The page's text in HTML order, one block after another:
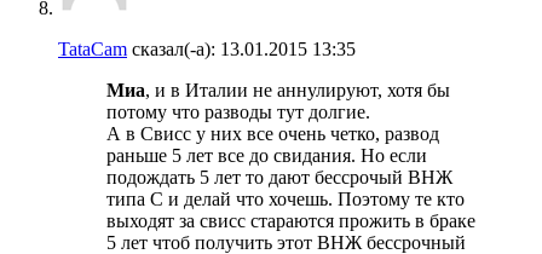
TataCam сказал(-а): 13.01.2015 13:35
Миа, и в Италии не аннулируют, хотя бы
потому что разводы тут долгие.
А в Свисс у них все очень четко, развод
раньше 5 лет все до свидания. Но если
подождать 5 лет то дают бессрочый ВНЖ
типа С и делай что хочешь. Поэтому те кто
выходят за свисс стараются прожить в браке
5 лет чтоб получить этот ВНЖ бессрочный